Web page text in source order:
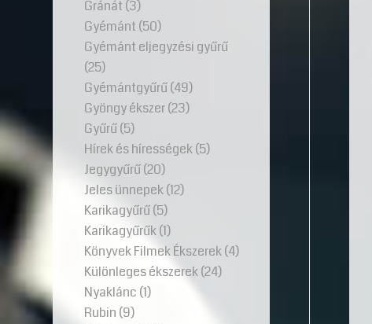
Gránát (3)
Gyémánt (50)
Gyémánt eljegyzési gyűrű
(25)
Gyémántgyűrű(49)
Gyöngy ékszer(23)
Gyűrű(5)
Hírek és hírességek(5)
Jegygyűrű(20)
Jeles ünnepek(12)
Karikagyűrű(5)
Karikagyűrűk(1)
Könyvek Filmek Ékszerek(4)
Különleges ékszerek(24)
Nyaklánc (1)
Rubin (9)